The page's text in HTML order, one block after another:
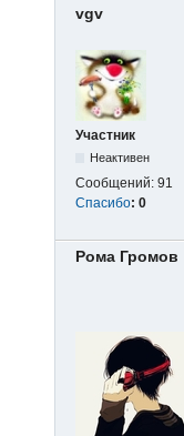
vgv
Участник
Неактивен
Сообщений: 91
Спасибо: 0
Рома Громов